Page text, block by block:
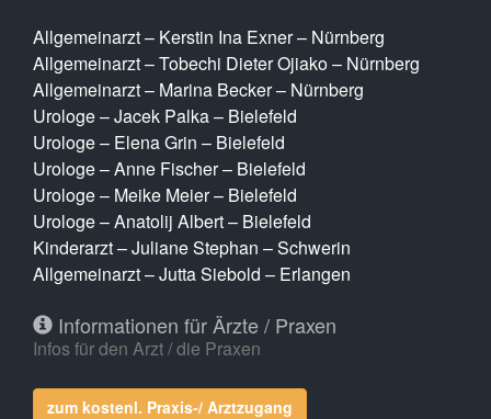
Allgemeinarzt – Kerstin Ina Exner – Nürnberg
Allgemeinarzt – Tobechi Dieter Ojiako – Nürnberg
Allgemeinarzt – Marina Becker – Nürnberg
Urologe – Jacek Palka – Bielefeld
Urologe – Elena Grin – Bielefeld
Urologe – Anne Fischer – Bielefeld
Urologe – Meike Meier – Bielefeld
Urologe – Anatolij Albert – Bielefeld
Kinderarzt – Juliane Stephan – Schwerin
Allgemeinarzt – Jutta Siebold – Erlangen
Informationen für Ärzte / Praxen
Infos für den Arzt / die Praxen
zum kostenl. Praxis-/ Arztzugang